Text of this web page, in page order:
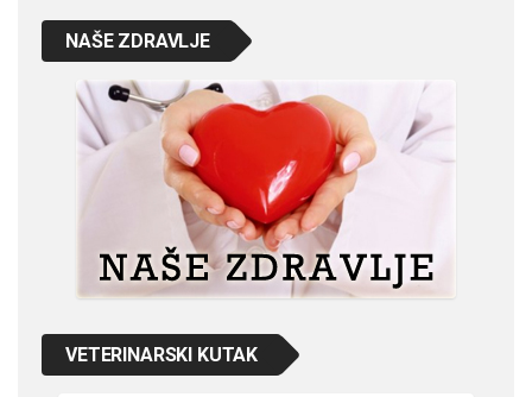
NAŠE ZDRAVLJE
VETERINARSKI KUTAK